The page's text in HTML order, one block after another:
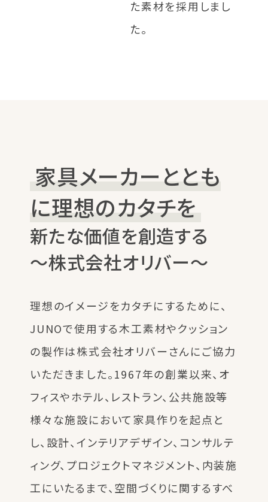
た素材を採用しまし
た。
家具メーカーととも
に理想のカタチを
新たな価値を創造する
～株式会社オリバー～
理想のイメージをカタチにするために、
JUNOで使用する木工素材やクッション
の製作は株式会社オリバーさんにご協力
いただきました。1967年の創業以来、オ
フィスやホテル、レストラン、公共施設等
様々な施設において家具作りを起点と
し、設計、インテリアデザイン、コンサルテ
ィング、プロジェクトマネジメント、内装施
工にいたるまで、空間づくりに関するすべ